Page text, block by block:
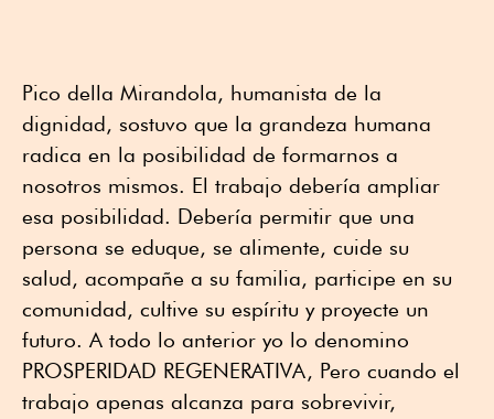
Pico della Mirandola, humanista de la
dignidad, sostuvo que la grandeza humana
radica en la posibilidad de formarnos a
nosotros mismos. El trabajo debería ampliar
esa posibilidad. Debería permitir que una
persona se eduque, se alimente, cuide su
salud, acompañe a su familia, participe en su
comunidad, cultive su espíritu y proyecte un
futuro. A todo lo anterior yo lo denomino
PROSPERIDAD REGENERATIVA, Pero cuando el
trabajo apenas alcanza para sobrevivir,